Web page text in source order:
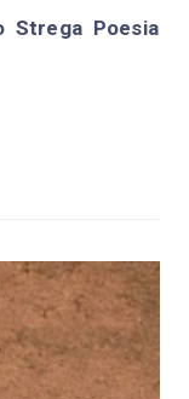
Strega Poesia